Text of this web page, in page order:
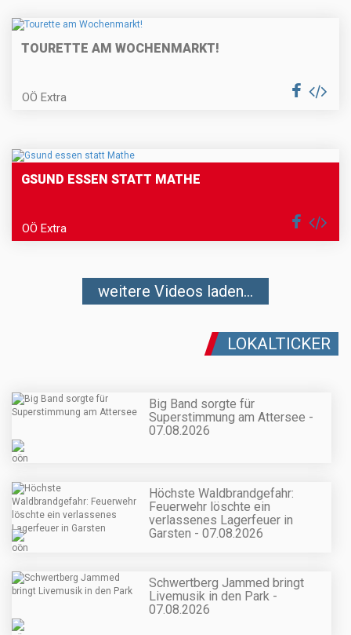
TOURETTE AM WOCHENMARKT!
OÖ Extra
GSUND ESSEN STATT MATHE
OÖ Extra
weitere Videos laden...
LOKALTICKER
Big Band sorgte für
Superstimmung am Attersee -
07.08.2026
Höchste Waldbrandgefahr:
Feuerwehr löschte ein
verlassenes Lagerfeuer in
Garsten - 07.08.2026
Schwertberg Jammed bringt
Livemusik in den Park -
07.08.2026